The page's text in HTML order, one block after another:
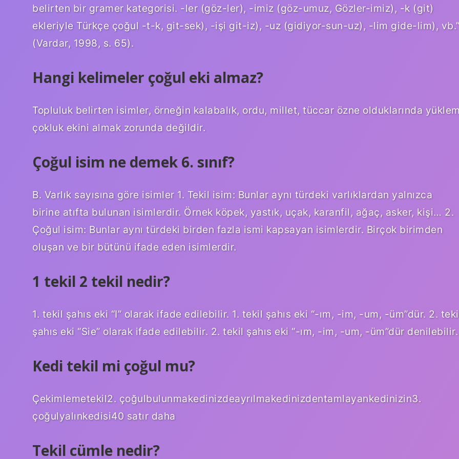
belirten bir gramer kategorisi. -ler (göz-ler), -imiz (göz-umuz, Gözler-imiz), -k (git)
ekleriyle Türkçe çoğul -t-k, git-sek), -işi git-iz), -uz (gidiyor-sun-uz), -lim gide-lim),
(Vardar, 1998, s. 65).
Hangi kelimeler çoğul eki almaz?
Topluluk belirten isimler, örneğin kalabalık, ordu, millet, tüccar özne olduklarında
çokluk ekini almak zorunda değildir.
Çoğul isim ne demek 6. sınıf?
B. Varlık sayısına göre isimler 1. Tekil isim: Bunlar aynı türdeki varlıklardan yalnızca
birine atıfta bulunan isimlerdir. Örnek köpek, yastık, uçak, karanfil, ağaç, asker, kişi… 2.
Çoğul isim: Bunlar aynı türdeki birden fazla ismi kapsayan isimlerdir. Birçok birimden
oluşan ve bir bütünü ifade eden isimlerdir.
1 tekil 2 tekil nedir?
1. tekil şahıs eki “I” olarak ifade edilebilir. 1. tekil şahıs eki “-ım, -im, -um, -üm”dür. 2.
şahıs eki “Sie” olarak ifade edilebilir. 2. tekil şahıs eki “-ım, -im, -um, -üm”dür denilebilir.
Kedi tekil mi çoğul mu?
Çekimlemetekil2. çoğulbulunmakedinizdeayrılmakedinizdentamlayankedinizin3.
çoğulyalınkedisi40 satır daha
Tekil cümle nedir?